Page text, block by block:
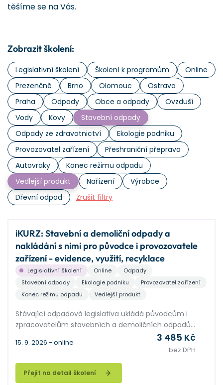
těšíme se na Vás.
Zobrazit školení:
Legislativní školení Školení k programům
Online
Prezenčně
Brno Olomouc
Ostrava
Praha
Odpady Obce a odpady
Ovzduší
Vody
Kovy
Stavební odpady
Odpady ze zdravotnictví
Ekologie podniku
Provozovatel zařízení
Přeshraniční přeprava
Autovraky
Konec režimu odpadu
Vedlejší produkt
Nařízení
Výrobce
Dřevní odpad
Zrušit filtry
iKURZ: Stavební a demoliční odpady a
nakládání s nimi pro původce i provozovatele
zařízení - evidence, využití, recyklace
Legislativní školení Online
Odpady
Stavební odpady
Ekologie podniku
Provozovatel zařízení
Konec režimu odpadu
Vedlejší produkt
Stávající odpadová legislativa ukládá původcům i
zpracovatelům stavebních a demoličních odpadů
řadu povinností. Cílem má být maximální možné
využití těchto odpadů, a také znovupoužití stavebních
této souvislosti stavebníky trápí řada praktických
problémů, např. při nakládání s přebytky zemin.
Přejít na detail školení
15. 9. 2026 - online 3 485 Kč
bez DPH